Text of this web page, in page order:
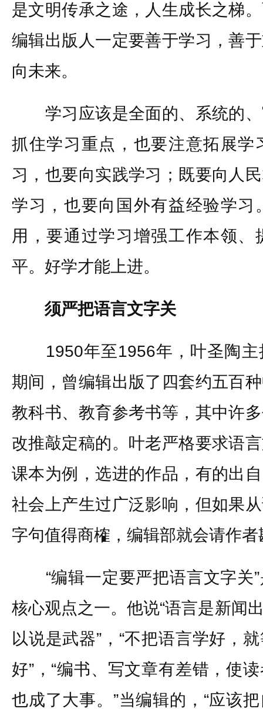
是文明传承之途，人生成长之梯
编辑出版人一定要善于学习，善
向未来。
学习应该是全面的、系统的、
抓住学习重点，也要注意拓展学
习，也要向实践学习；既要向人
学习，也要向国外有益经验学习
用，要通过学习增强工作本领、
平。好学才能上进。
须严把语言文字关
1950年至1956年，叶圣陶主
期间，曾编辑出版了四套约五百
教科书、教育参考书等，其中许
改推敲定稿的。叶老严格要求语
课本为例，选进的作品，有的出
社会上产生过广泛影响，但如果
字句值得商榷，编辑部就会请作者
“编辑一定要严把语言文字关”
核心观点之一。他说“语言是新闻
以说是武器”，“不把语言学好，
好”，“编书、写文章有差错，使
也成了大事。”当编辑的，“应该